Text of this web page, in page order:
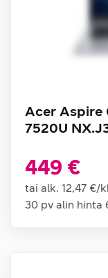
Acer Aspire
7520U
449 €
tai alk. 12,47 €/
30 pv alin hinta